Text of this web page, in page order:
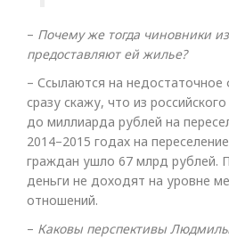
– Почему же тогда чиновники
предоставляют ей жилье?
– Ссылаются на недостаточное
сразу скажу, что из
до миллиарда рублей на
2014–2015 годах на
граждан ушло 67 млрд рублей.
деньги не доходят на уровне
отношений.
–​ Каковы перспективы